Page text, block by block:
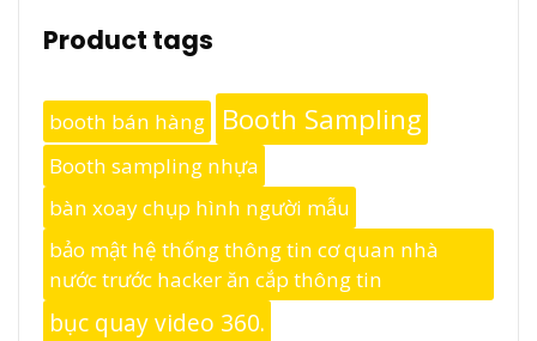
Product tags
booth bán hàng Booth Sampling
Booth sampling nhựa
bàn xoay chụp hình người mẫu
bảo mật hệ thống thông tin cơ quan nhà
nước trước hacker ăn cắp thông tin
bục quay video 360.